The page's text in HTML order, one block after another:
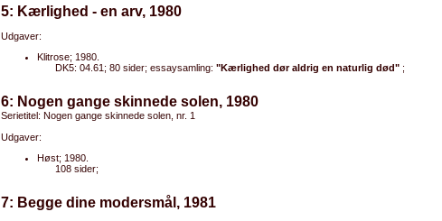
5: Kærlighed - en arv, 1980
Udgaver:
Klitrose; 1980.
DK5: 04.61; 80 sider; essaysamling: "Kærlighed dør aldrig en naturlig død" ;
6: Nogen gange skinnede solen, 1980
Serietitel: Nogen gange skinnede solen, nr. 1
Udgaver:
Høst; 1980.
108 sider;
7: Begge dine modersmål, 1981